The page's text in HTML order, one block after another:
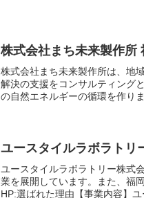
株式会社まち未来製作所
株式会社まち未来製作所は、地
解決の支援をコンサルティング
の自然エネルギーの循環を作り
ユースタイルラボラトリ
ユースタイルラボラトリー株式
業を展開しています。また、福
HP:選ばれた理由【事業内容】